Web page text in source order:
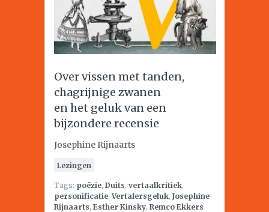
Over vissen met tanden,
chagrijnige zwanen
en het geluk van een
bijzondere recensie
Josephine Rijnaarts
Lezingen
Tags: poëzie, Duits, vertaalkritiek,
personificatie,Vertalersgeluk, Josephine
Rijnaarts, Esther Kinsky, Remco Ekkers